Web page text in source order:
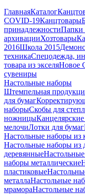
ГлавнаяКаталог
COVID-19Канцтовары
принадлежностиПапки
архивацииХозтовары
2016Школа 2015
техникаСпецодежда,
товара из экселяНовое
сувениры
Настольные наборы
Штемпельная
для бумаг
наборыСкобы для
ножницы
мелочиЛотки для бумаг
Настольные наборы из
Настольные наборы из
деревянные
наборы металлические
пластиковые
металлаНастольные
мрамораНастольные